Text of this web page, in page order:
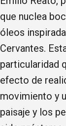
que nuclea
óleos
Cervantes.
particularidad
efecto de
movimiento y
paisaje y los